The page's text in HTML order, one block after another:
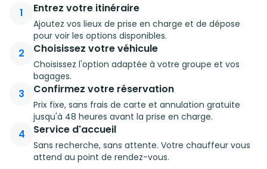
1 Entrez votre itinéraire
Ajoutez vos lieux de prise en charge et de dépose
pour voir les options disponibles.
2 Choisissez votre véhicule
Choisissez l'option adaptée à votre groupe et vos
bagages.
3 Confirmez votre réservation
Prix fixe, sans frais de carte et annulation gratuite
jusqu'à 48 heures avant la prise en charge.
4 Service d'accueil
Sans recherche, sans attente. Votre chauffeur vous
attend au point de rendez-vous.